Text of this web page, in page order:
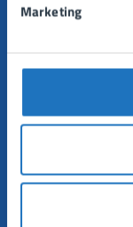
Marketing
Comune
AMMINISTRAZIONE
Aree